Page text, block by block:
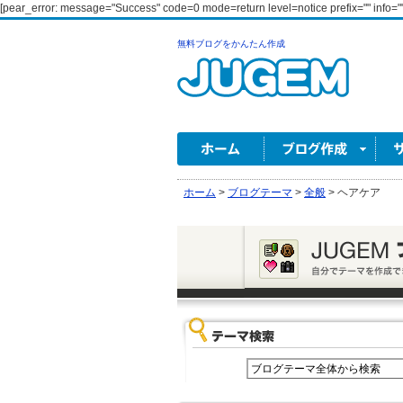
[pear_error: message="Success" code=0 mode=return level=notice prefix=""
無料ブログをかんたん作成
ホーム > ブログテーマ > 全般 > ヘアケア